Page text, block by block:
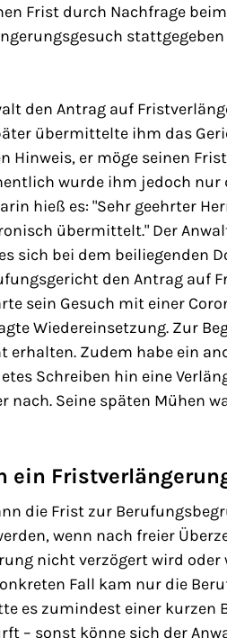
Frist durch Nachfrage
stattgegeben
den Antrag auf
übermittelte ihm das
Hinweis, er möge seinen
wurde ihm jedoch nur
hieß es: "Sehr geehrter
übermittelt." Der
sich bei dem beiliegenden
den Antrag auf
sein Gesuch mit einer
Wiedereinsetzung. Zur
erhalten. Zudem habe ein
Schreiben hin eine
nach. Seine späten Mühen
ein
die Frist zur
wenn nach freier
nicht verzögert wird
Fall kam nur die
es zumindest einer kurzen
– sonst könne sich der